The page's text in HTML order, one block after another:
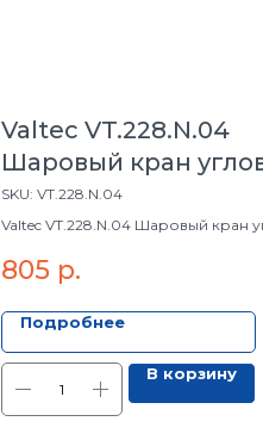
Valtec VT.228.N.04
Шаровый кран
со сгоном В/Н 1/2"
SKU: VT.228.N.04
Valtec VT.228.N.04 Шаровый кран
805 р.
Подробнее
В корзину